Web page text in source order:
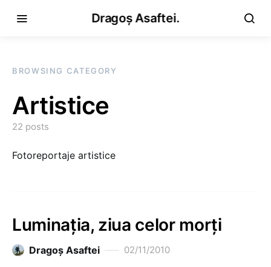
Dragoș Asaftei.
BROWSING CATEGORY
Artistice
22 posts
Fotoreportaje artistice
Luminaţia, ziua celor morţi
Dragoş Asaftei 02/11/2010